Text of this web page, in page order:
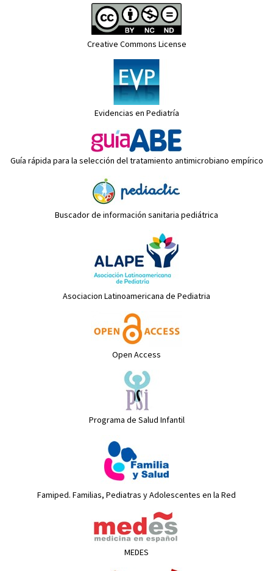
Creative Commons License
Evidencias en Pediatría
Guía rápida para la selección del tratamiento antimicrobiano empírico
Buscador de información sanitaria pediátrica
Asociacion Latinoamericana de Pediatria
Open Access
Programa de Salud Infantil
Famiped. Familias, Pediatras y Adolescentes en la Red
MEDES